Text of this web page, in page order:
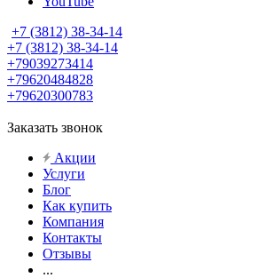
+7 (3812) 38-34-14
+7 (3812) 38-34-14
+79039273414
+79620484828
+79620300783
Заказать звонок
Акции
Услуги
Блог
Как купить
Компания
Контакты
Отзывы
...